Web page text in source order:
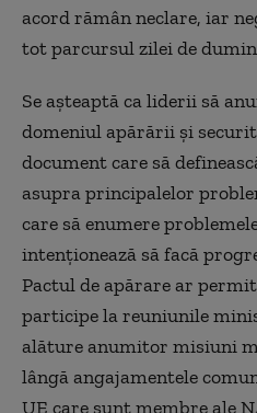
acord rămân neclare, iar
tot parcursul zilei de
Se aşteaptă ca liderii să
domeniul apărării şi
document care să
asupra principalelor
care să enumere
intenţionează să facă
Pactul de apărare ar
participe la reuniunile
alăture anumitor misiuni
lângă angajamentele
UE care sunt membre ale